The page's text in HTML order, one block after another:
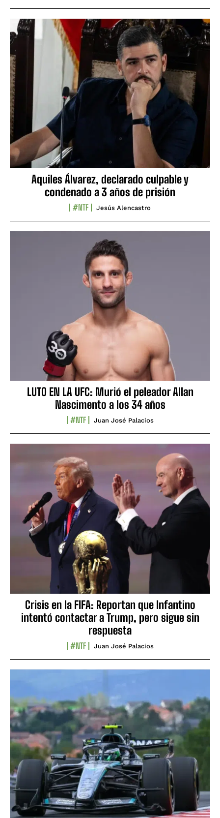
Aquiles Álvarez, declarado culpable y
condenado a 3 años de prisión
#NTF Jesús Alencastro
LUTO EN LA UFC: Murió el peleador Allan
Nascimento a los 34 años
#NTF Juan José Palacios
Crisis en la FIFA: Reportan que Infantino
intentó contactar a Trump, pero sigue sin
respuesta
#NTF Juan José Palacios